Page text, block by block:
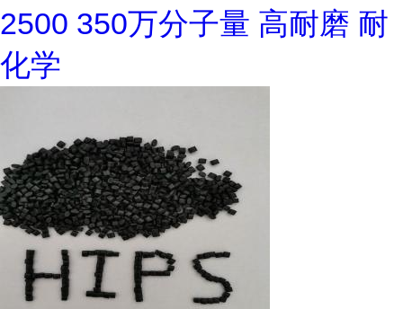
2500 350万分子量 高耐磨 耐
化学